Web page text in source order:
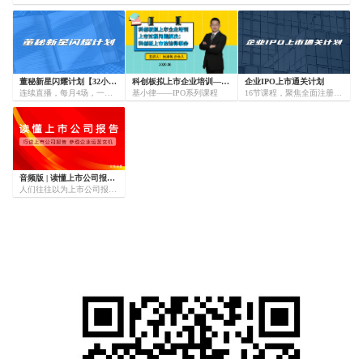
董秘新星闪耀计划【32小时直播课程】
连续直播，每月4场，一共16场，每场2小时，互动答疑！
科创板拟上市企业培训——上市过程问题解决：科创板上市的法律事务
基小律——IPO系列课程
企业IPO上市通关计划
16节课程，聚焦全面注册制IPO实务及重点问题，特邀上市董秘、行业大咖进行系统解析。
音频版 | 读懂上市公司报告（全40节）
人们往往以为上市公司报告就是一些枯燥的数字，殊不知里面其实蕴藏了许多秘密。它可以告诉你企业的资产是多少，企业欠了多少债，企业赚了多少钱，企业还有多少钱(现金)等核心秘密。